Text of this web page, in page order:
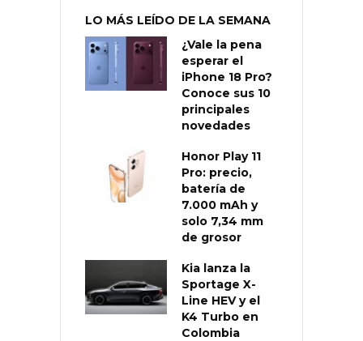
LO MÁS LEÍDO DE LA SEMANA
¿Vale la pena
esperar el
iPhone 18 Pro?
Conoce sus 10
principales
novedades
Honor Play 11
Pro: precio,
batería de
7.000 mAh y
solo 7,34 mm
de grosor
Kia lanza la
Sportage X-
Line HEV y el
K4 Turbo en
Colombia